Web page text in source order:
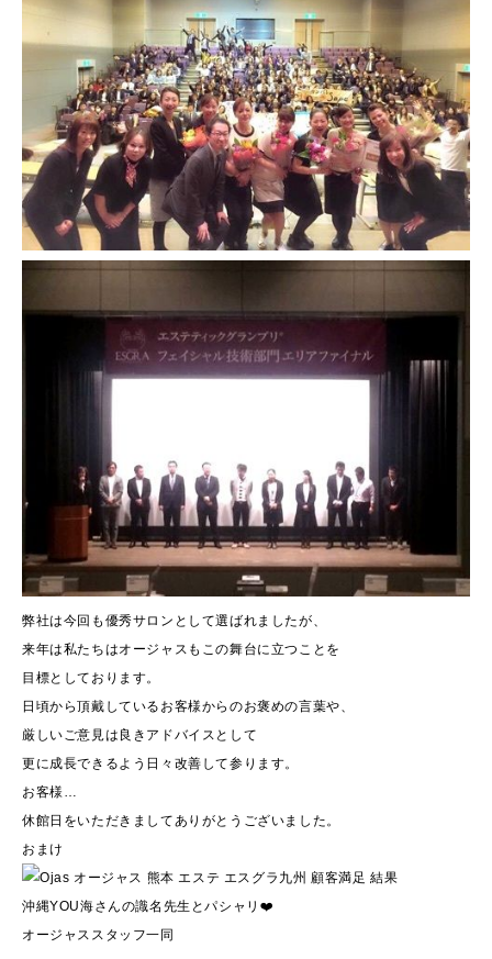
弊社は今回も優秀サロンとして選ばれましたが、
来年は私たちはオージャスもこの舞台に立つことを
目標としております。
日頃から頂戴しているお客様からのお褒めの言葉や、
厳しいご意見は良きアドバイスとして
更に成長できるよう日々改善して参ります。
お客様…
休館日をいただきましてありがとうございました。
おまけ
沖縄YOU海さんの識名先生とパシャリ❤️
オージャススタッフ一同